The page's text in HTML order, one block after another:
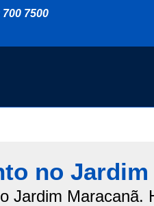
700 7500
no Jardim
Jardim Maracanã.